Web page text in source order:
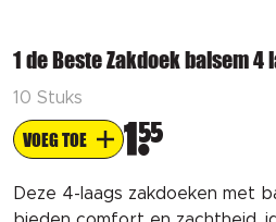
1 de Beste Zakdoek balsem 4
10 Stuks
VOEG TOE 1 55
Deze 4-laags zakdoeken met